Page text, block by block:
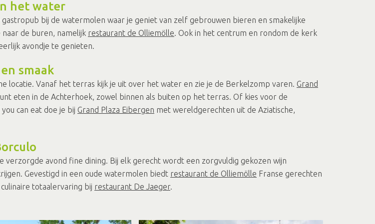
het water
bij de watermolen waar je geniet van zelf gebrouwen bieren en smakelijke
de buren, namelijk restaurant de Olliemölle. Ook in het centrum en rondom de kerk
avondje te genieten.
smaak
locatie. Vanaf het terras kijk je uit over het water en zie je de Berkelzomp varen. Grand
eten in de Achterhoek, zowel binnen als buiten op het terras. Of kies voor de
can eat doe je bij Grand Plaza Eibergen met wereldgerechten uit de Aziatische,
verzorgde avond fine dining. Bij elk gerecht wordt een zorgvuldig gekozen wijn
Gevestigd in een oude watermolen biedt restaurant de Olliemölle Franse gerechten
totaalervaring bij restaurant De Jaeger.